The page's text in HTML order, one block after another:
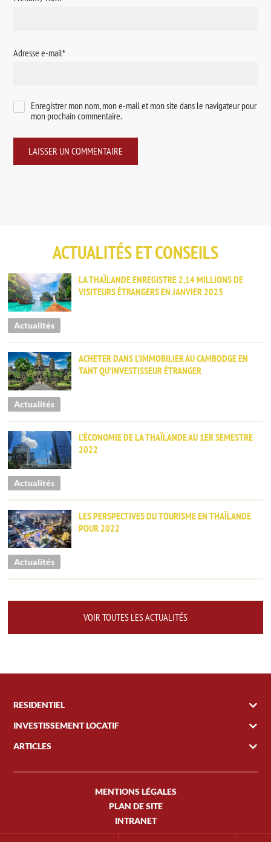
Adresse e-mail*
Enregistrer mon nom, mon e-mail et mon site dans le navigateur pour
mon prochain commentaire.
ACTUALITÉS ET CONSEILS
LA THAÏLANDE ENREGISTRE 2,14 MILLIONS DE
VISITEURS ÉTRANGERS EN JANVIER 2023
Actualités
ACHETER DANS L’IMMOBILIER AU CAMBODGE EN
TANT QU’INVESTISSEUR ÉTRANGER
Actualités
L’ÉCONOMIE DE LA THAÏLANDE AU 1ER SEMESTRE
2022
Actualités
LES PERSPECTIVES DU TOURISME EN THAÏLANDE
POUR 2022
Actualités
VOIR TOUTES LES ACTUALITÉS
RESIDENTIEL
INVESTISSEMENT LOCATIF
ARTICLES
MENTIONS LÉGALES
PLAN DE SITE
INTRANET